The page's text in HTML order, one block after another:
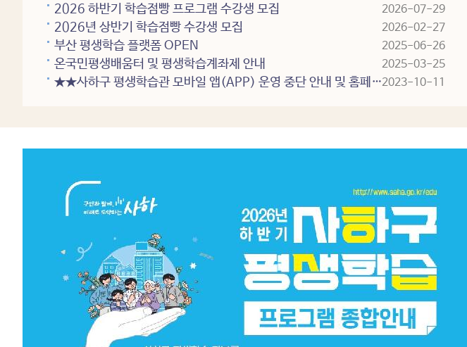
2026 하반기 학습점빵 프로그램 수강생 모집 2026-07-29
2026년 상반기 학습점빵 수강생 모집 2026-02-27
부산 평생학습 플랫폼 OPEN 2025-06-26
온국민평생배움터 및 평생학습계좌제 안내 2025-03-25
★★사하구 평생학습관 모바일 앱(APP) 운영 중단 안내 및 홈페이지 이용안내★★2023-10-11